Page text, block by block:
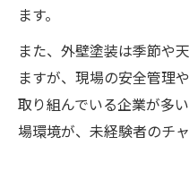
ます。
また、外壁塗装は季節や
ますが、現場の安全管理
取り組んでいる企業が多
場環境が、未経験者のチ